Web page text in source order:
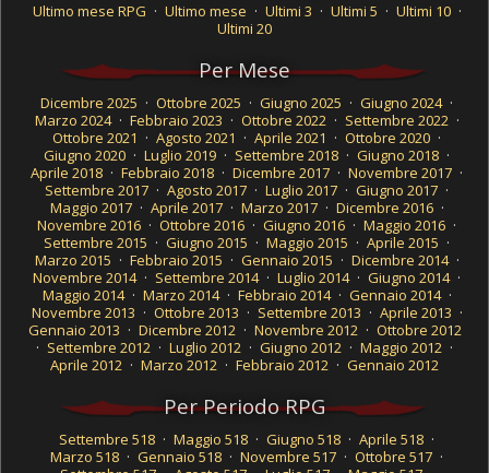
Ultimo mese RPG · Ultimo mese · Ultimi 3 · Ultimi 5 · Ultimi 10 ·
Ultimi 20
Per Mese
Dicembre 2025 · Ottobre 2025 · Giugno 2025 · Giugno 2024 ·
Marzo 2024 · Febbraio 2023 · Ottobre 2022 · Settembre 2022 ·
Ottobre 2021 · Agosto 2021 · Aprile 2021 · Ottobre 2020 ·
Giugno 2020 · Luglio 2019 · Settembre 2018 · Giugno 2018 ·
Aprile 2018 · Febbraio 2018 · Dicembre 2017 · Novembre 2017 ·
Settembre 2017 · Agosto 2017 · Luglio 2017 · Giugno 2017 ·
Maggio 2017 · Aprile 2017 · Marzo 2017 · Dicembre 2016 ·
Novembre 2016 · Ottobre 2016 · Giugno 2016 · Maggio 2016 ·
Settembre 2015 · Giugno 2015 · Maggio 2015 · Aprile 2015 ·
Marzo 2015 · Febbraio 2015 · Gennaio 2015 · Dicembre 2014 ·
Novembre 2014 · Settembre 2014 · Luglio 2014 · Giugno 2014 ·
Maggio 2014 · Marzo 2014 · Febbraio 2014 · Gennaio 2014 ·
Novembre 2013 · Ottobre 2013 · Settembre 2013 · Aprile 2013 ·
Gennaio 2013 · Dicembre 2012 · Novembre 2012 · Ottobre 2012
· Settembre 2012 · Luglio 2012 · Giugno 2012 · Maggio 2012 ·
Aprile 2012 · Marzo 2012 · Febbraio 2012 · Gennaio 2012
Per Periodo RPG
Settembre 518 · Maggio 518 · Giugno 518 · Aprile 518 ·
Marzo 518 · Gennaio 518 · Novembre 517 · Ottobre 517 ·